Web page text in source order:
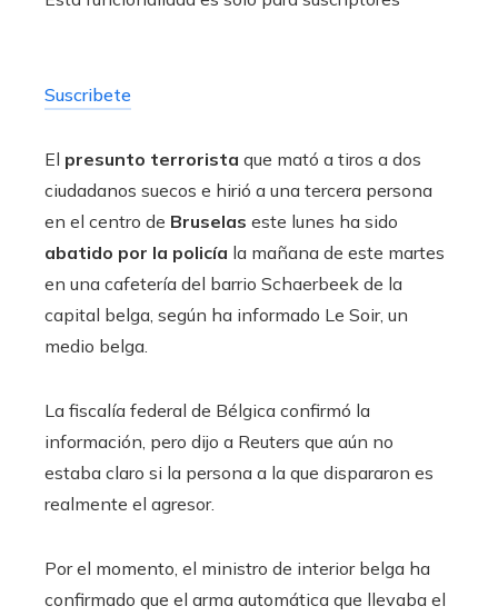
Suscribete
El presunto terrorista que mató a tiros a dos
ciudadanos suecos e hirió a una tercera persona
en el centro de Bruselas este lunes ha sido
abatido por la policía la mañana de este martes
en una cafetería del barrio Schaerbeek de la
capital belga, según ha informado Le Soir, un
medio belga.
La fiscalía federal de Bélgica confirmó la
información, pero dijo a Reuters que aún no
estaba claro si la persona a la que dispararon es
realmente el agresor.
Por el momento, el ministro de interior belga ha
confirmado que el arma automática que llevaba el